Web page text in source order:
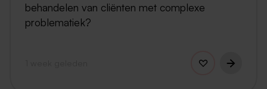
behandelen van cliënten met complexe
problematiek?